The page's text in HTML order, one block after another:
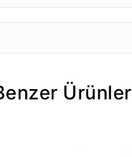
Ürünler